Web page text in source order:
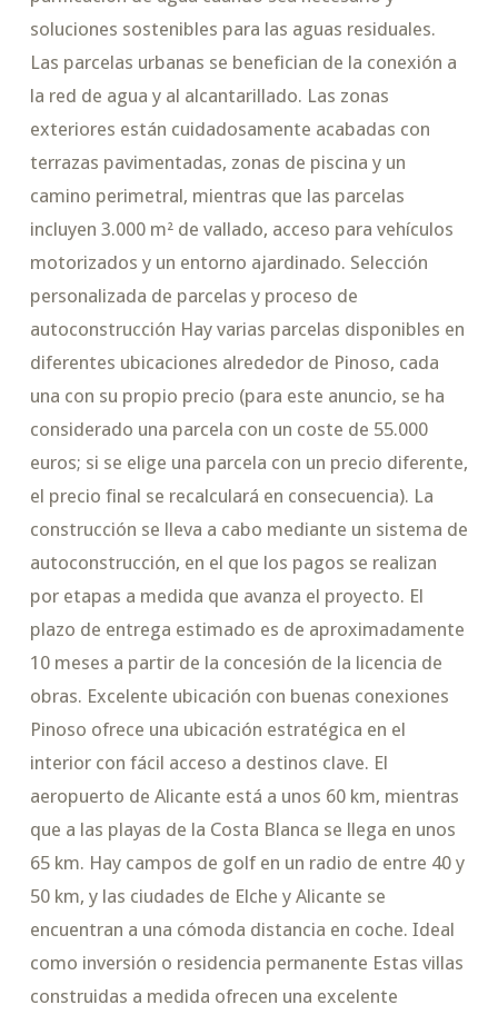
soluciones sostenibles para las aguas residuales.
Las parcelas urbanas se benefician de la conexión a
la red de agua y al alcantarillado. Las zonas
exteriores están cuidadosamente acabadas con
terrazas pavimentadas, zonas de piscina y un
camino perimetral, mientras que las parcelas
incluyen 3.000 m² de vallado, acceso para vehículos
motorizados y un entorno ajardinado. Selección
personalizada de parcelas y proceso de
autoconstrucción Hay varias parcelas disponibles en
diferentes ubicaciones alrededor de Pinoso, cada
una con su propio precio (para este anuncio, se ha
considerado una parcela con un coste de 55.000
euros; si se elige una parcela con un precio diferente,
el precio final se recalculará en consecuencia). La
construcción se lleva a cabo mediante un sistema de
autoconstrucción, en el que los pagos se realizan
por etapas a medida que avanza el proyecto. El
plazo de entrega estimado es de aproximadamente
10 meses a partir de la concesión de la licencia de
obras. Excelente ubicación con buenas conexiones
Pinoso ofrece una ubicación estratégica en el
interior con fácil acceso a destinos clave. El
aeropuerto de Alicante está a unos 60 km, mientras
que a las playas de la Costa Blanca se llega en unos
65 km. Hay campos de golf en un radio de entre 40 y
50 km, y las ciudades de Elche y Alicante se
encuentran a una cómoda distancia en coche. Ideal
como inversión o residencia permanente Estas villas
construidas a medida ofrecen una excelente